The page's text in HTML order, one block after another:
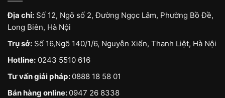
Địa chỉ: Số 12, Ngõ số 2, Đường Ngọc Lâm, Phường Bồ Đề,
Long Biên, Hà Nội
Trụ sở: Số 16,Ngõ 140/1/6, Nguyễn Xiển, Thanh Liệt, Hà Nội
Hotline: 0243 5510 616
Tư vấn giải pháp: 0888 18 58 01
Bán hàng online: 0947 26 8338